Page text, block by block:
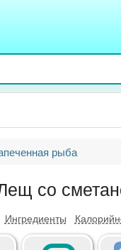
рыба
со
Ингредиенты